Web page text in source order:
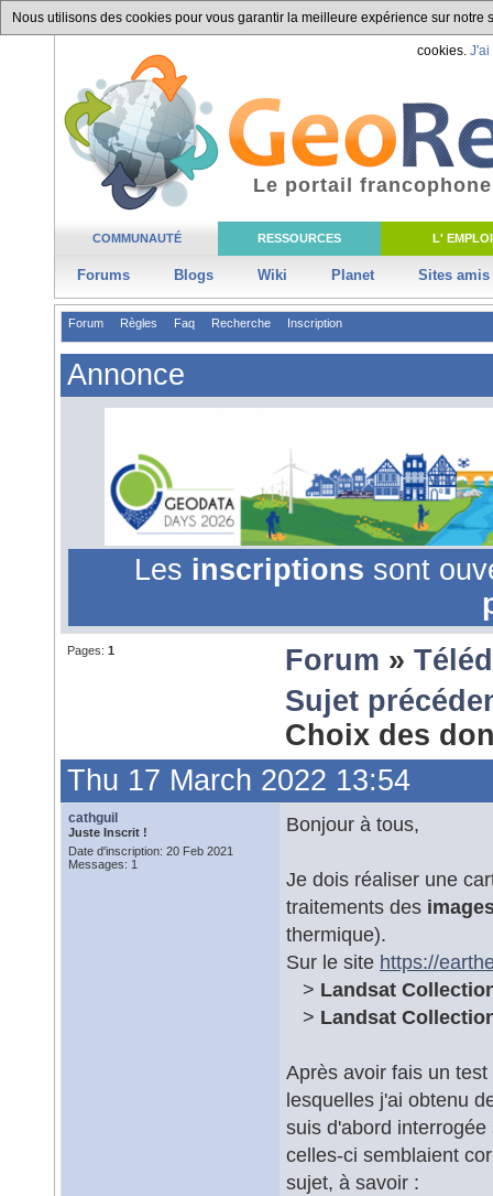
Nous utilisons des cookies pour vous garantir la meilleure expérience sur
cookies. J'ai
COMMUNAUTÉ RESSOURCES L' EMPLOI
Forums Blogs Wiki Planet Sites amis
Le portail
Forum Règles Faq Recherche Inscription
Annonce
Les inscriptions sont
Pages: 1 Forum »
Sujet
Choix des
Thu 17 March 2022 13:54
cathguil
Juste Inscrit !
Date d'inscription: 20 Feb 2021
Messages: 1
Bonjour à tous,
Je dois réaliser une
traitements des
thermique).
Sur le site https://
> Landsat
> Landsat
Après avoir fais un
lesquelles j'ai obtenu
suis d'abord
celles-ci semblaient
sujet, à savoir :